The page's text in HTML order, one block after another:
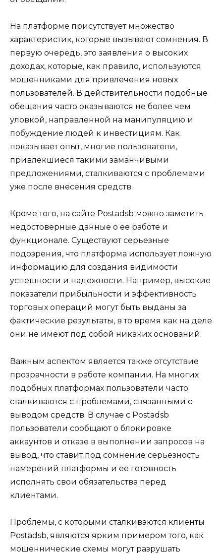
На платформе присутствует множество
характеристик, которые вызывают сомнения. В
первую очередь, это заявления о высоких
доходах, которые, как правило, используются
мошенниками для привлечения новых
пользователей. В действительности подобные
обещания часто оказываются не более чем
уловкой, направленной на манипуляцию и
побуждение людей к инвестициям. Как
показывает опыт, многие пользователи,
привлекшиеся такими заманчивыми
предложениями, сталкиваются с проблемами
уже после внесения средств.
Кроме того, на сайте Postadsb можно заметить
недостоверные данные о ее работе и
функционале. Существуют серьезные
подозрения, что платформа использует ложную
информацию для создания видимости
успешности и надежности. Например, высокие
показатели прибыльности и эффективность
торговых операций могут быть выданы за
фактические результаты, в то время как на деле
они не имеют под собой никаких оснований.
Важным аспектом является также отсутствие
прозрачности в работе компании. На многих
подобных платформах пользователи часто
сталкиваются с проблемами, связанными с
выводом средств. В случае с Postadsb
пользователи сообщают о блокировке
аккаунтов и отказе в выполнении запросов на
вывод, что ставит под сомнение серьезность
намерений платформы и ее готовность
исполнять свои обязательства перед
клиентами.
Проблемы, с которыми сталкиваются клиенты
Postadsb, являются ярким примером того, как
мошеннические схемы могут разрушать